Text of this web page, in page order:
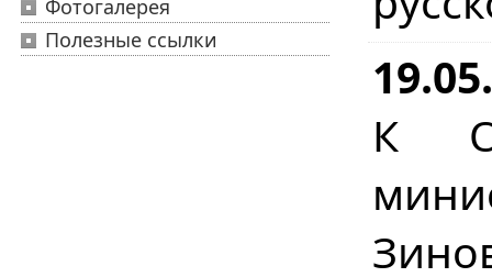
Фотогалерея
Полезные ссылки
К